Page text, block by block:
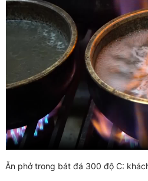
Ăn phở trong bát đá 300 độ C: